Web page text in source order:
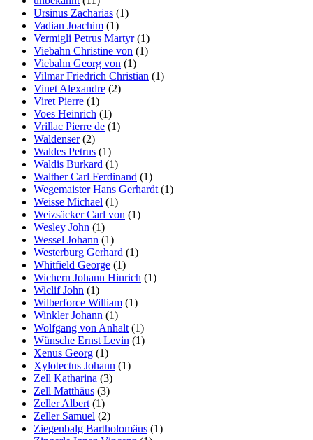
Ursinus Zacharias (1)
Vadian Joachim (1)
Vermigli Petrus Martyr(1)
Viebahn Christine von (1)
Viebahn Georg von (1)
Vilmar Friedrich Christian (1)
Vinet Alexandre (2)
Viret Pierre (1)
Voes Heinrich (1)
Vrillac Pierre de (1)
Waldenser(2)
Waldes Petrus (1)
Waldis Burkard (1)
Walther Carl Ferdinand (1)
Wegemaister Hans Gerhardt (1)
Weisse Michael (1)
Weizsäcker Carl von (1)
Wesley John (1)
Wessel Johann (1)
Westerburg Gerhard (1)
Whitfield George (1)
Wichern Johann Hinrich (1)
Wiclif John (1)
Wilberforce William (1)
Winkler Johann (1)
Wolfgang von Anhalt (1)
Wünsche Ernst Levin (1)
Xenus Georg (1)
Xylotectus Johann (1)
Zell Katharina (3)
Zell Matthäus (3)
Zeller Albert (1)
Zeller Samuel (2)
Ziegenbalg Bartholomäus (1)